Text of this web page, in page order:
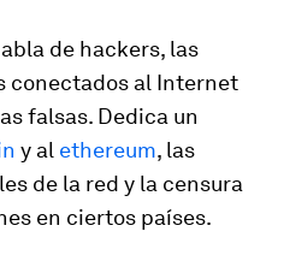
de hackers, las
conectados al Internet
falsas. Dedica un
y al ethereum, las
de la red y la censura
en ciertos países.